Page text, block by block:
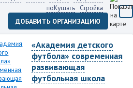
поКушать Стройка
ДОБАВИТЬ ОРГАНИЗАЦИЮ
«Академия детского
футбола» современная
развивающая
футбольная школа